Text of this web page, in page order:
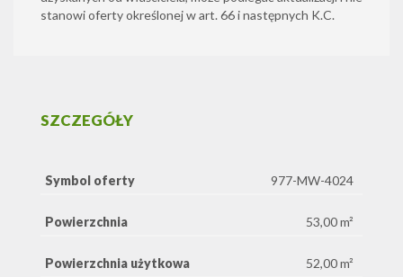
stanowi oferty określonej w art. 66 i następnych K.C.
SZCZEGÓŁY
Symbol oferty 977-MW-4024
Powierzchnia 53,00 m²
Powierzchnia użytkowa 52,00 m²